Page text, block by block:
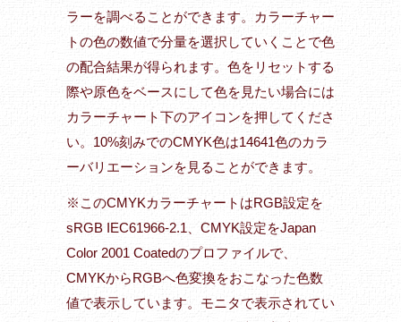
ラーを調べることができます。カラーチャー
トの色の数値で分量を選択していくことで色
の配合結果が得られます。色をリセットする
際や原色をベースにして色を見たい場合には
カラーチャート下のアイコンを押してくださ
い。10%刻みでのCMYK色は14641色のカラ
ーバリエーションを見ることができます。
※このCMYKカラーチャートはRGB設定を
sRGB IEC61966-2.1、CMYK設定をJapan
Color 2001 Coatedのプロファイルで、
CMYKからRGBへ色変換をおこなった色数
値で表示しています。モニタで表示されてい